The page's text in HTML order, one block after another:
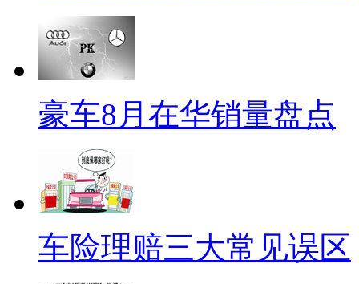
豪车8月在华销量盘点
车险理赔三大常见误区